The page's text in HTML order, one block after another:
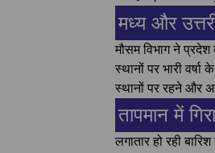
मध्य और
मौसम विभाग ने प्रदेश
स्थानों पर भारी
स्थानों पर रहने और
तापमान में
लगातार हो रही